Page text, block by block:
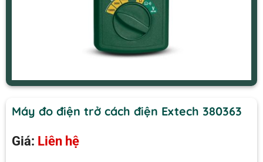
Máy đo điện trở cách điện Extech 380363
Giá: Liên hệ